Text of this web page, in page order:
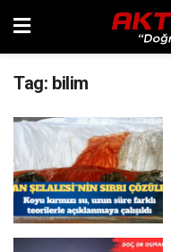
Tag: bilim